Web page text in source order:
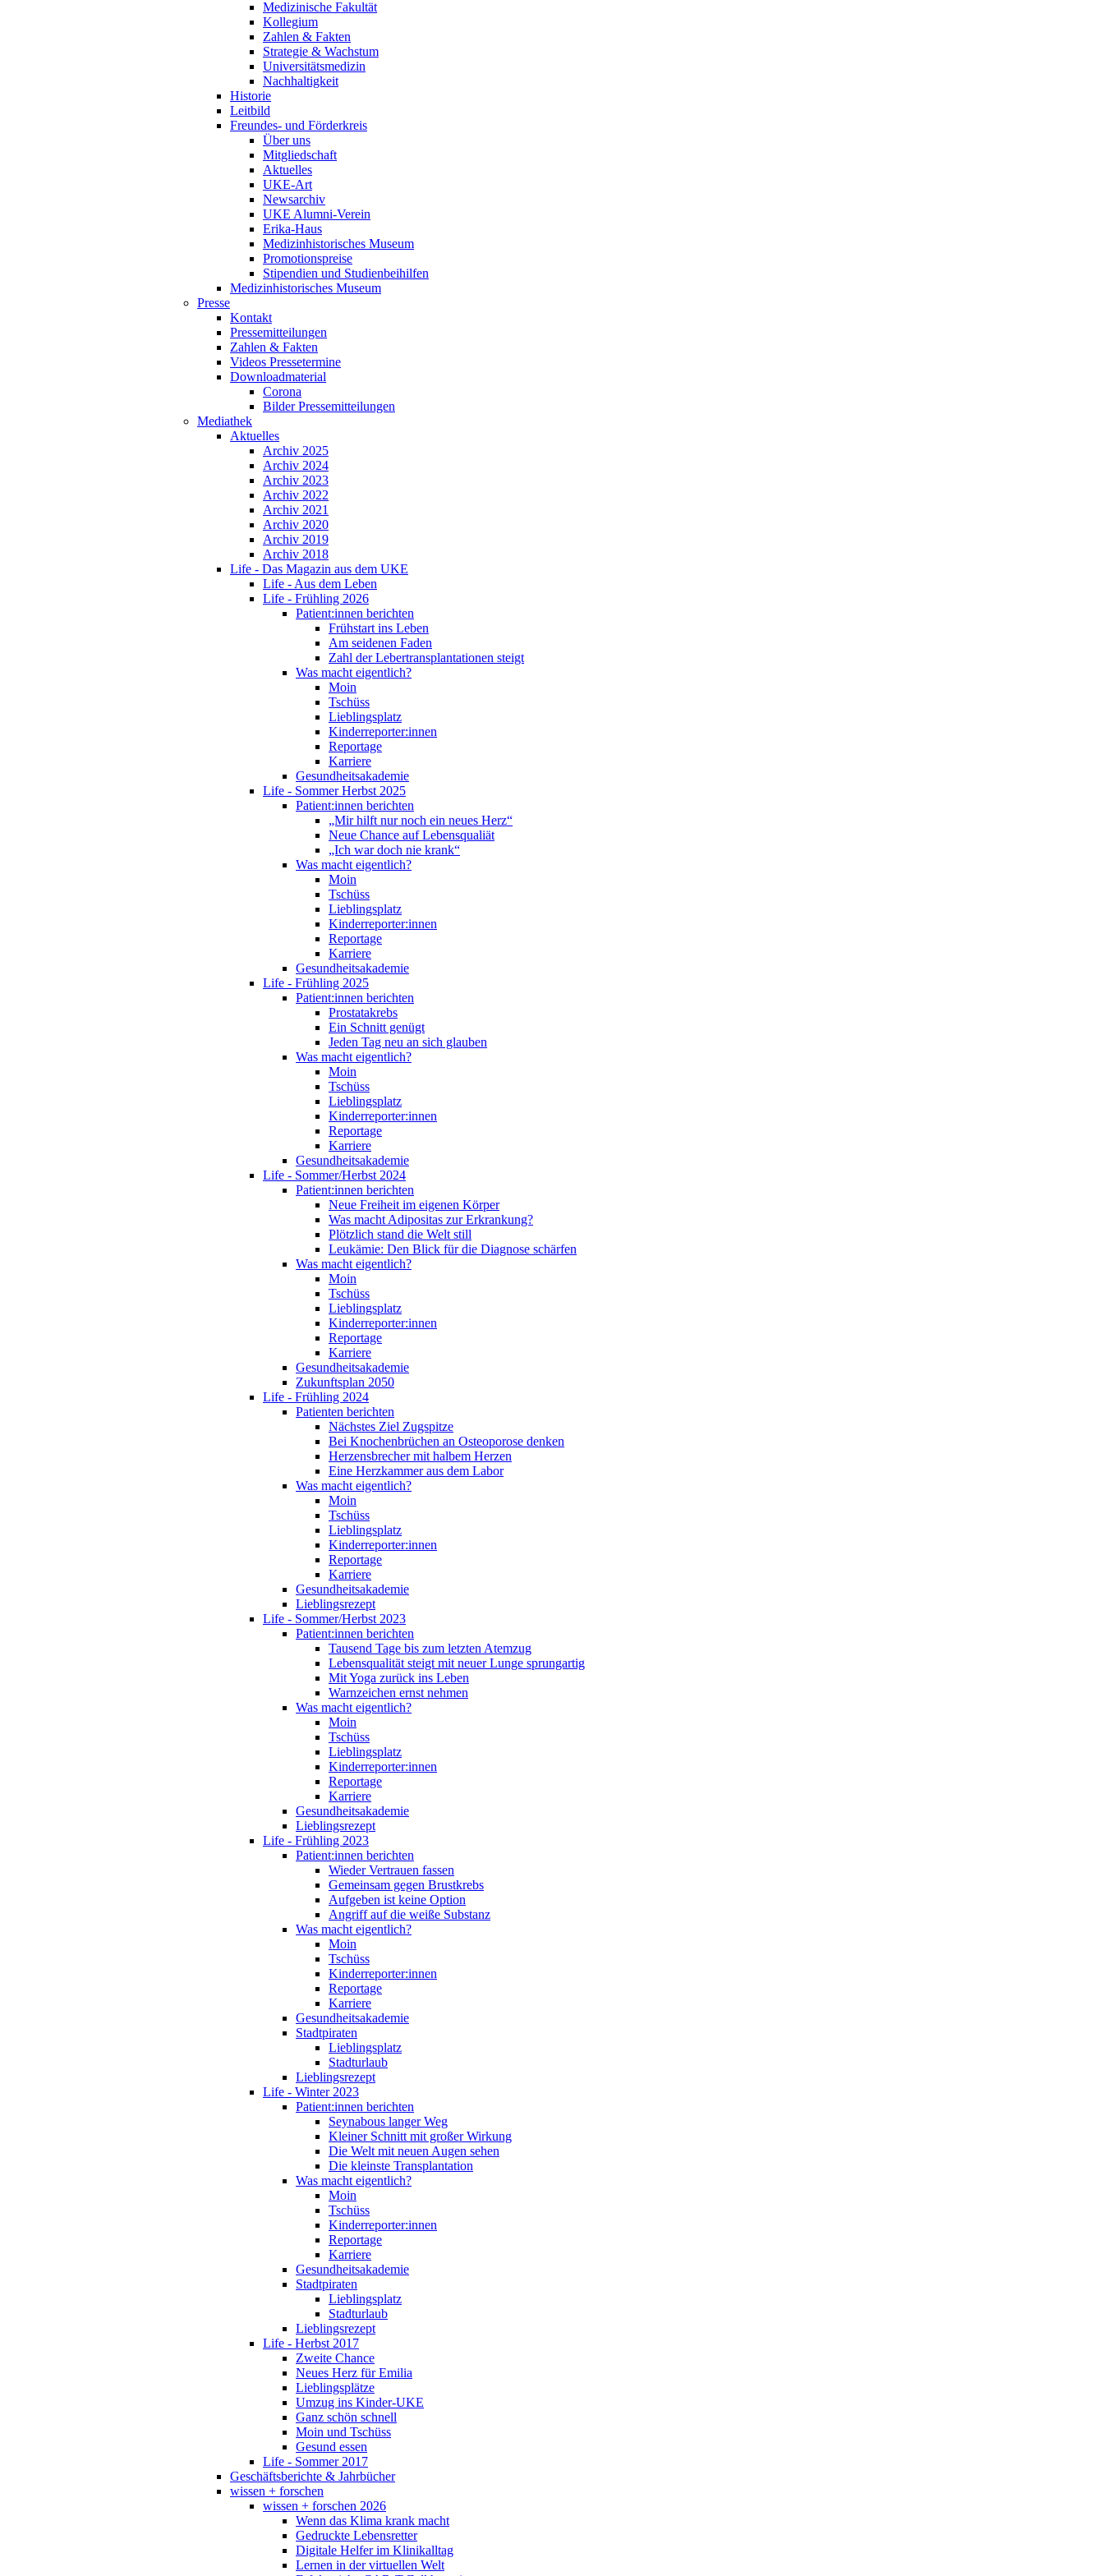
Medizinische Fakultät
Kollegium
Zahlen & Fakten
Strategie & Wachstum
Universitätsmedizin
Nachhaltigkeit
Historie
Leitbild
Freundes- und Förderkreis
Über uns
Mitgliedschaft
Aktuelles
UKE-Art
Newsarchiv
UKE Alumni-Verein
Erika-Haus
Medizinhistorisches Museum
Promotionspreise
Stipendien und Studienbeihilfen
Medizinhistorisches Museum
Presse
Kontakt
Pressemitteilungen
Zahlen & Fakten
Videos Pressetermine
Downloadmaterial
Corona
Bilder Pressemitteilungen
Mediathek
Aktuelles
Archiv 2025
Archiv 2024
Archiv 2023
Archiv 2022
Archiv 2021
Archiv 2020
Archiv 2019
Archiv 2018
Life - Das Magazin aus dem UKE
Life - Aus dem Leben
Life - Frühling 2026
Patient:innen berichten
Frühstart ins Leben
Am seidenen Faden
Zahl der Lebertransplantationen steigt
Was macht eigentlich?
Moin
Tschüss
Lieblingsplatz
Kinderreporter:innen
Reportage
Karriere
Gesundheitsakademie
Life - Sommer Herbst 2025
Patient:innen berichten
„Mir hilft nur noch ein neues Herz“
Neue Chance auf Lebensqualiät
„Ich war doch nie krank“
Was macht eigentlich?
Moin
Tschüss
Lieblingsplatz
Kinderreporter:innen
Reportage
Karriere
Gesundheitsakademie
Life - Frühling 2025
Patient:innen berichten
Prostatakrebs
Ein Schnitt genügt
Jeden Tag neu an sich glauben
Was macht eigentlich?
Moin
Tschüss
Lieblingsplatz
Kinderreporter:innen
Reportage
Karriere
Gesundheitsakademie
Life - Sommer/Herbst 2024
Patient:innen berichten
Neue Freiheit im eigenen Körper
Was macht Adipositas zur Erkrankung?
Plötzlich stand die Welt still
Leukämie: Den Blick für die Diagnose schärfen
Was macht eigentlich?
Moin
Tschüss
Lieblingsplatz
Kinderreporter:innen
Reportage
Karriere
Gesundheitsakademie
Zukunftsplan 2050
Life - Frühling 2024
Patienten berichten
Nächstes Ziel Zugspitze
Bei Knochenbrüchen an Osteoporose denken
Herzensbrecher mit halbem Herzen
Eine Herzkammer aus dem Labor
Was macht eigentlich?
Moin
Tschüss
Lieblingsplatz
Kinderreporter:innen
Reportage
Karriere
Gesundheitsakademie
Lieblingsrezept
Life - Sommer/Herbst 2023
Patient:innen berichten
Tausend Tage bis zum letzten Atemzug
Lebensqualität steigt mit neuer Lunge sprungartig
Mit Yoga zurück ins Leben
Warnzeichen ernst nehmen
Was macht eigentlich?
Moin
Tschüss
Lieblingsplatz
Kinderreporter:innen
Reportage
Karriere
Gesundheitsakademie
Lieblingsrezept
Life - Frühling 2023
Patient:innen berichten
Wieder Vertrauen fassen
Gemeinsam gegen Brustkrebs
Aufgeben ist keine Option
Angriff auf die weiße Substanz
Was macht eigentlich?
Moin
Tschüss
Kinderreporter:innen
Reportage
Karriere
Gesundheitsakademie
Stadtpiraten
Lieblingsplatz
Stadturlaub
Lieblingsrezept
Life - Winter 2023
Patient:innen berichten
Seynabous langer Weg
Kleiner Schnitt mit großer Wirkung
Die Welt mit neuen Augen sehen
Die kleinste Transplantation
Was macht eigentlich?
Moin
Tschüss
Kinderreporter:innen
Reportage
Karriere
Gesundheitsakademie
Stadtpiraten
Lieblingsplatz
Stadturlaub
Lieblingsrezept
Life - Herbst 2017
Zweite Chance
Neues Herz für Emilia
Lieblingsplätze
Umzug ins Kinder-UKE
Ganz schön schnell
Moin und Tschüss
Gesund essen
Life - Sommer 2017
Geschäftsberichte & Jahrbücher
wissen + forschen
wissen + forschen 2026
Wenn das Klima krank macht
Gedruckte Lebensretter
Digitale Helfer im Klinikalltag
Lernen in der virtuellen Welt